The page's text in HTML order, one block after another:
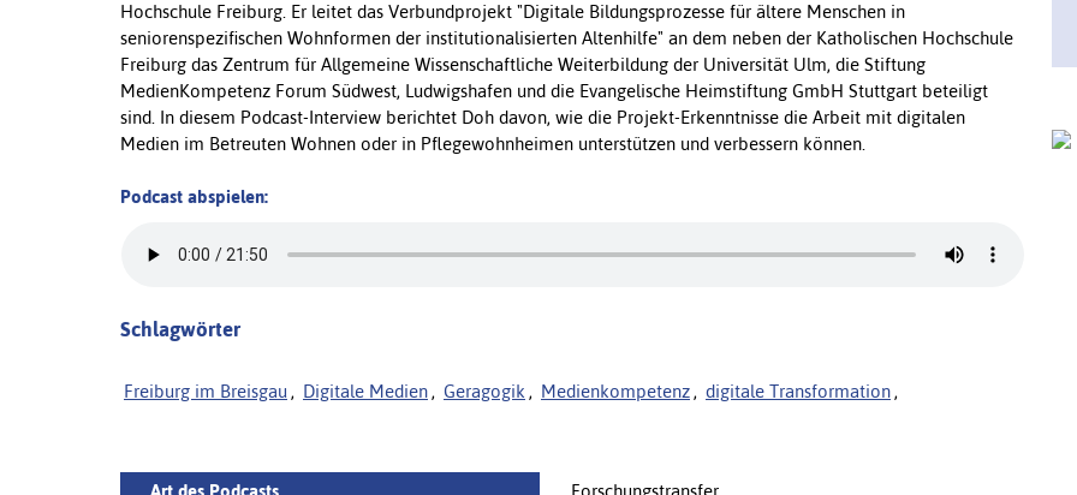
Hochschule Freiburg. Er leitet das Verbundprojekt "Digitale Bildungsprozesse für ältere Menschen in
seniorenspezifischen Wohnformen der institutionalisierten Altenhilfe" an dem neben der Katholischen Hochschule
Freiburg das Zentrum für Allgemeine Wissenschaftliche Weiterbildung der Universität Ulm, die Stiftung
MedienKompetenz Forum Südwest, Ludwigshafen und die Evangelische Heimstiftung GmbH Stuttgart beteiligt
sind. In diesem Podcast-Interview berichtet Doh davon, wie die Projekt-Erkenntnisse die Arbeit mit digitalen
Medien im Betreuten Wohnen oder in Pflegewohnheimen unterstützen und verbessern können.
Podcast abspielen:
Schlagwörter
Freiburg im Breisgau , Digitale Medien , Geragogik , Medienkompetenz , digitale Transformation ,
Art des Podcasts
Forschungstransfer